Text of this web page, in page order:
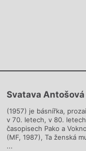
Svatava Antošová
(1957) je básnířka,
v 70. letech, v 80.
časopisech Pako a
(MF, 1987), Ta ženská
...